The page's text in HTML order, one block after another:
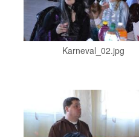
Karneval_02.jpg